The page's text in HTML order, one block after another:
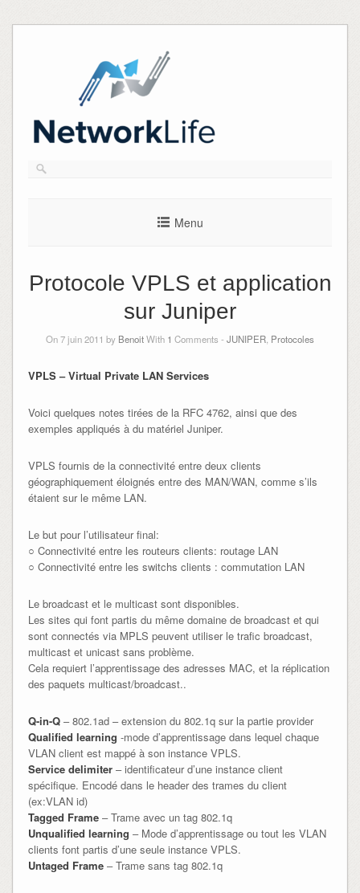
Menu
Protocole VPLS et application
sur Juniper
On 7 juin 2011 by BenoitWith 1 Comments - JUNIPER Protocoles
VPLS – Virtual Private LAN Services
Voici quelques notes tirées de la RFC 4762, ainsi que des
exemples appliqués à du matériel Juniper.
VPLS fournis de la connectivité entre deux clients
géographiquement éloignés entre des MAN/WAN, comme s’ils
étaient sur le même LAN.
Le but pour l’utilisateur final:
○ Connectivité entre les routeurs clients: routage LAN
○ Connectivité entre les switchs clients : commutation LAN
Le broadcast et le multicast sont disponibles.
Les sites qui font partis du même domaine de broadcast et qui
sont connectés via MPLS peuvent utiliser le trafic broadcast,
multicast et unicast sans problème.
Cela requiert l’apprentissage des adresses MAC, et la réplication
des paquets multicast/broadcast..
Q-in-Q– 802.1ad – extension du 802.1q sur la partie provider
Qualified learning -mode d’apprentissage dans lequel chaque
VLAN client est mappé à son instance VPLS.
Service delimiter– identificateur d’une instance client
spécifique. Encodé dans le header des trames du client
(ex:VLAN id)
Tagged Frame– Trame avec un tag 802.1q
Unqualified learning – Mode d’apprentissage ou tout les VLAN
clients font partis d’une seule instance VPLS.
Untaged Frame – Trame sans tag 802.1q